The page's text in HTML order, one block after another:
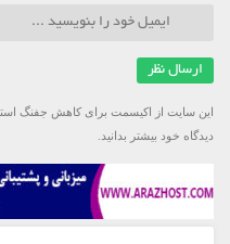
این سایت از اکیسمت برای کاهش جفنگ
دیدگاه خود بیشتر بدانید.